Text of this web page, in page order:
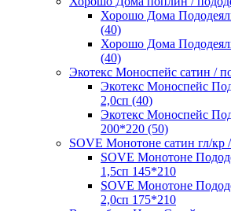
Хорошо Дома
(40)
Хорошо Дома
(40)
Экотекс Моноспейс сатин /
Экотекс Моноспейс
2,0сп (40)
Экотекс Моноспейс
200*220 (50)
SOVE Монотоне сатин гл/кр
SOVE Монотоне
1,5сп 145*210
SOVE Монотоне
2,0сп 175*210